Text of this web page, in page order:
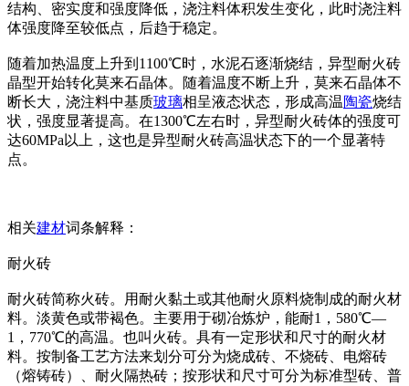
结构、密实度和强度降低，浇注料体积发生变化，此时浇注料
体强度降至较低点，后趋于稳定。
随着加热温度上升到1100℃时，水泥石逐渐烧结，异型耐火砖
晶型开始转化莫来石晶体。随着温度不断上升，莫来石晶体不
断长大，浇注料中基质玻璃相呈液态状态，形成高温陶瓷烧结
状，强度显著提高。在1300℃左右时，异型耐火砖体的强度可
达60MPa以上，这也是异型耐火砖高温状态下的一个显著特
点。
相关建材词条解释：
耐火砖
耐火砖简称火砖。用耐火黏土或其他耐火原料烧制成的耐火材
料。淡黄色或带褐色。主要用于砌冶炼炉，能耐1，580℃—
1，770℃的高温。也叫火砖。具有一定形状和尺寸的耐火材
料。按制备工艺方法来划分可分为烧成砖、不烧砖、电熔砖
（熔铸砖）、耐火隔热砖；按形状和尺寸可分为标准型砖、普